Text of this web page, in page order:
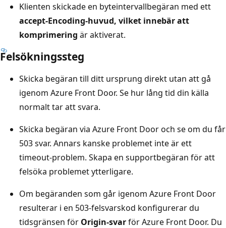
Klienten skickade en byteintervallbegäran med ett
accept-Encoding-huvud, vilket innebär att
komprimering är aktiverat.
Felsökningssteg
Skicka begäran till ditt ursprung direkt utan att gå
igenom Azure Front Door. Se hur lång tid din källa
normalt tar att svara.
Skicka begäran via Azure Front Door och se om du får
503 svar. Annars kanske problemet inte är ett
timeout-problem. Skapa en supportbegäran för att
felsöka problemet ytterligare.
Om begäranden som går igenom Azure Front Door
resulterar i en 503-felsvarskod konfigurerar du
tidsgränsen för Origin-svarför Azure Front Door. Du